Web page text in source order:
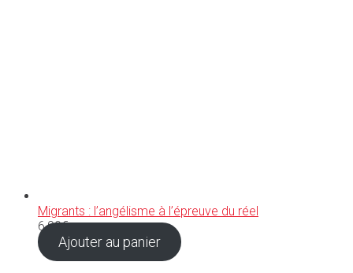
Migrants : l’angélisme à l’épreuve du réel
6,90€
Ajouter au panier